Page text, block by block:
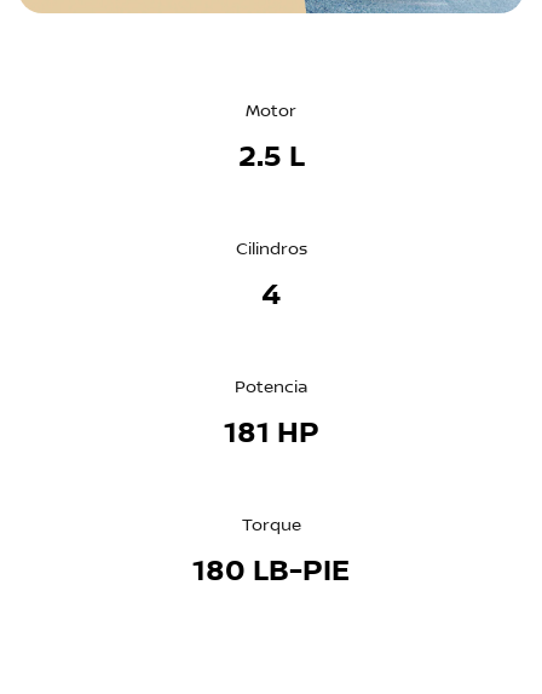
Motor
2.5 L
Cilindros
4
Potencia
181 HP
Torque
180 LB-PIE